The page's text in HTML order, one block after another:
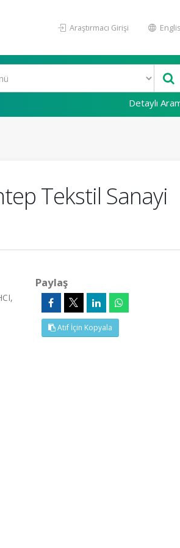
Araştırmacı Girişi
Detaylı
Tekstil Sanayi
Paylaş
Atıf İçin Kopyala